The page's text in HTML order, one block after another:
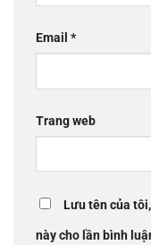
Email *
Trang web
Lưu tên của
này cho lần bình